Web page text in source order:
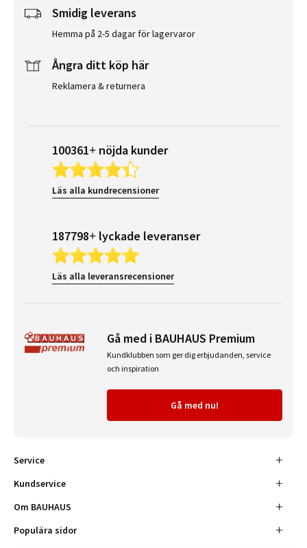
Smidig leverans
Hemma på 2-5 dagar för lagervaror
Ångra ditt köp här
Reklamera & returnera
100361+ nöjda kunder
Läs alla kundrecensioner
187798+ lyckade leveranser
Läs alla leveransrecensioner
Gå med i BAUHAUS Premium
Kundklubben som ger dig erbjudanden, service
och inspiration
Gå med nu!
Service
Kundservice
Om BAUHAUS
Populära sidor